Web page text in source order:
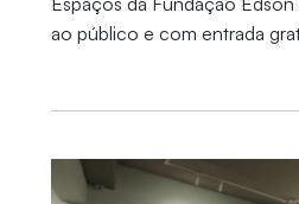
ao público e com entrada